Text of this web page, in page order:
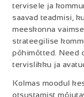
tervisele ja
saavad teadmisi,
meeskonna
strateegilise
põhimõtted. Need
tervislikku ja
Kolmas moodul
otsustamist